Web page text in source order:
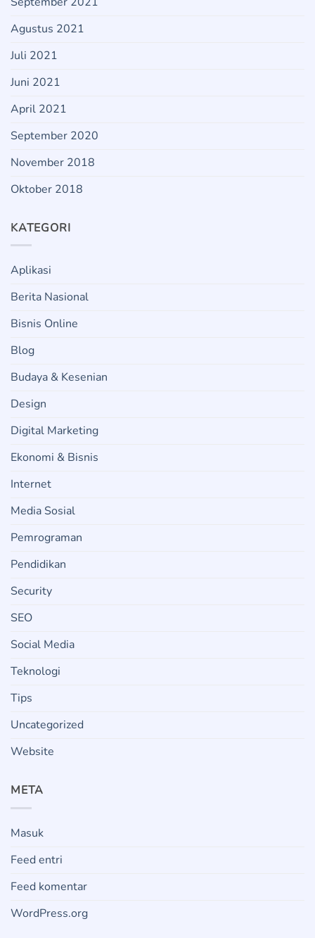
Agustus 2021
Juli 2021
Juni 2021
April 2021
September 2020
November 2018
Oktober 2018
KATEGORI
Aplikasi
Berita Nasional
Bisnis Online
Blog
Budaya & Kesenian
Design
Digital Marketing
Ekonomi & Bisnis
Internet
Media Sosial
Pemrograman
Pendidikan
Security
SEO
Social Media
Teknologi
Tips
Uncategorized
Website
META
Masuk
Feed entri
Feed komentar
WordPress.org